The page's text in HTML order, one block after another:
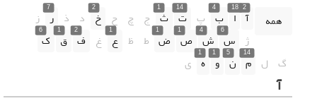
همه
2
آ
18
ا
4
ب پ
14
ت
1
ث ج چ ح
2
خ د ذ
7
ر ز
ژ
6
س
4
ش
1
ص
1
ض ط ظ
1
ع غ
2
ف
1
ق
6
ک
گ ل
14
م
5
ن
1
و
1
ه ی
آ